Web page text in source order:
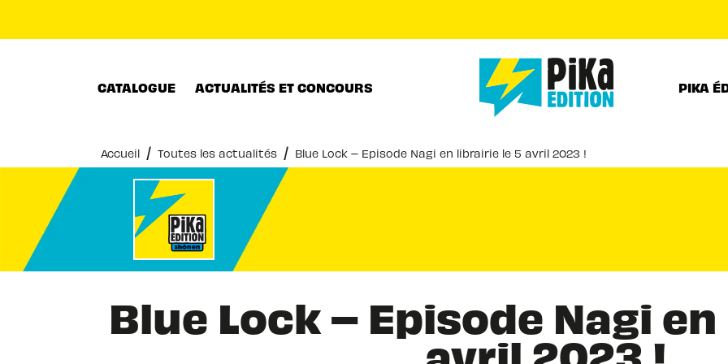
CATALOGUE ACTUALITÉS ET CONCOURS PIKA
Accueil / Toutes les actualités / Blue Lock – Episode Nagi en librairie le 5 avril 2023 !
Blue Lock – Episode Nagi